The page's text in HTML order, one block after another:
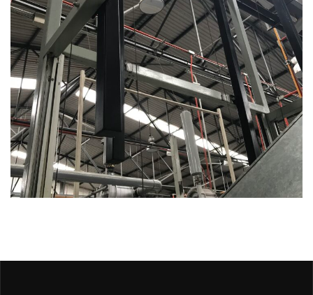
Trabajos en alturas
ARKPRO ARQUITECTO